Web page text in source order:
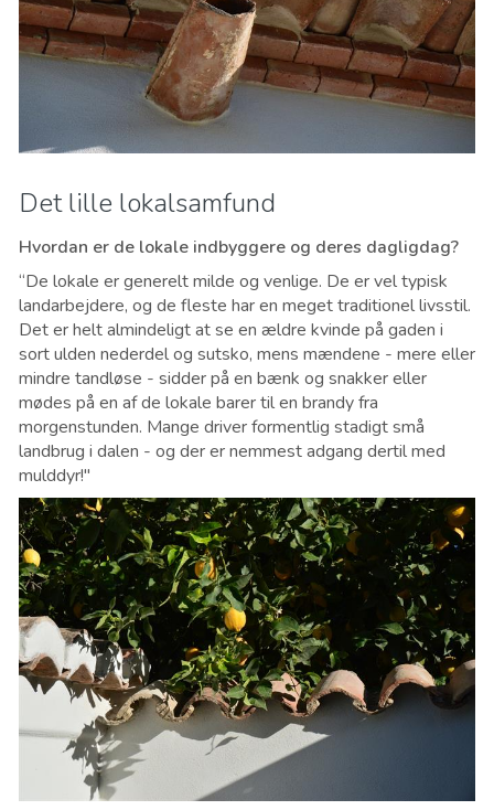
Det lille lokalsamfund
Hvordan er de lokale indbyggere og deres dagligdag?
“De lokale er generelt milde og venlige. De er vel typisk
landarbejdere, og de fleste har en meget traditionel livsstil.
Det er helt almindeligt at se en ældre kvinde på gaden i
sort ulden nederdel og sutsko, mens mændene - mere eller
mindre tandløse - sidder på en bænk og snakker eller
mødes på en af de lokale barer til en brandy fra
morgenstunden. Mange driver formentlig stadigt små
landbrug i dalen - og der er nemmest adgang dertil med
mulddyr!"